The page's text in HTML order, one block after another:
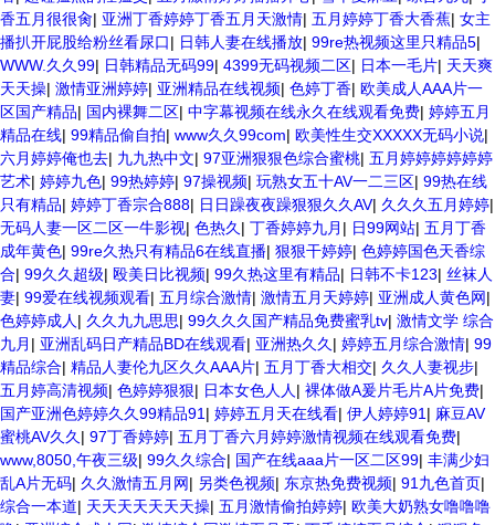
香五月很很肏| 亚洲丁香婷婷丁香五月天激情| 五月婷婷丁香大香蕉| 女主
播扒开屁股给粉丝看尿口| 日韩人妻在线播放| 99re热视频这里只精品5|
WWW.久久99| 日韩精品无码99| 4399无码视频二区| 日本一毛片| 天天爽
天天操| 激情亚洲婷婷| 亚洲精品在线视频| 色婷丁香| 欧美成人AAA片一
区国产精品| 国内裸舞二区| 中字幕视频在线永久在线观看免费| 婷婷五月
精品在线| 99精品偷自拍| www久久99com| 欧美性生交XXXXX无码小说|
六月婷婷俺也去| 九九热中文| 97亚洲狠狠色综合蜜桃| 五月婷婷婷婷婷婷
艺术| 婷婷九色| 99热婷婷| 97操视频| 玩熟女五十AV一二三区| 99热在线
只有精品| 婷婷丁香宗合888| 日日躁夜夜躁狠狠久久AV| 久久久五月婷婷|
无码人妻一区二区一牛影视| 色热久 | 丁香婷婷九月 | 日99网站| 五月丁香
成年黄色| 99re久热只有精品6在线直播| 狠狠干婷婷| 色婷婷国色天香综
合| 99久久超级| 殴美日比视频| 99久热这里有精品| 日韩不卡123| 丝袜人
妻| 99爱在线视频观看| 五月综合激情| 激情五月天婷婷| 亚洲成人黄色网|
色婷婷成人 | 久久九九思思| 99久久久国产精品免费蜜乳tv| 激情文学 综合
九月 | 亚洲乱码日产精品BD在线观看| 亚洲热久久 | 婷婷五月综合激情| 99
精品综合| 精品人妻伦九区久久AAA片| 五月丁香大相交| 久久人妻视步|
五月婷高清视频| 色婷婷狠狠| 日本女色人人 | 裸体做A爰片毛片A片免费|
国产亚洲色婷婷久久99精品91 | 婷婷五月天在线看| 伊人婷婷91 | 麻豆AV
蜜桃AV久久 | 97丁香婷婷| 五月丁香六月婷婷激情视频在线观看免费|
www,8050,午夜三级| 99久久综合| 国产在线aaa片一区二区99| 丰满少妇
乱A片无码| 久久激情五月网| 另类色视频| 东京热免费视频| 91九色首页|
综合一本道| 天天天天天天天操| 五月激情偷拍婷婷| 欧美大奶熟女噜噜噜